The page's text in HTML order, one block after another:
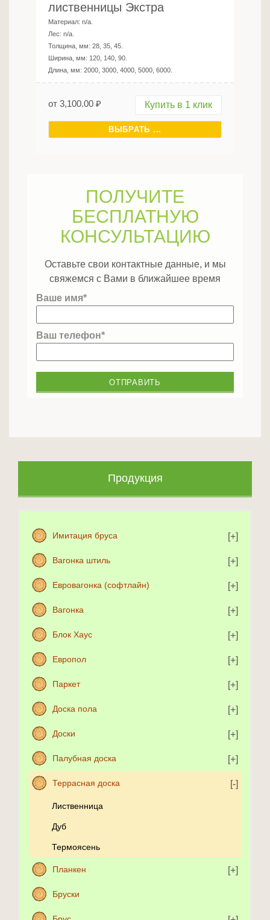
Продукция
Имитация бруса
Вагонка штиль
Евровагонка (софтлайн)
Вагонка
Блок Хаус
Европол
Паркет
Доска пола
Доски
Палубная доска
Террасная доска
Лиственница
Дуб
Термоясень
Планкен
Бруски
лиственницы Экстра
Материал: n/a
Лес: n/a
Толщина, мм: 28, 35, 45
Ширина, мм: 120, 140, 90
Длина, мм: 2000, 3000, 4000, 5000, 6000
от 3,100.00 ₽ Купить в 1 клик
ВЫБРАТЬ ...
ПОЛУЧИТЕ
БЕСПЛАТНУЮ
КОНСУЛЬТАЦИЮ
Оставьте свои контактные данные, и мы
свяжемся с Вами в ближайшее время
Ваше имя*
Ваш телефон*